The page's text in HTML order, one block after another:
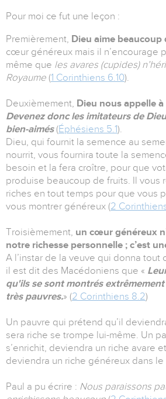
Pour moi ce fut une leçon :
Premièrement, Dieu aime beaucoup
cœur généreux mais il n’encourage
même que les avares (cupides)
Royaume (1 Corinthiens 6.10).
Deuxièmement, Dieu nous appelle
Devenez donc les imitateurs de
bien-aimés (Éphésiens 5.1).
Dieu, qui fournit la semence au
nourrit, vous fournira toute la
besoin et la fera croître, pour que
produise beaucoup de fruits. Il vous
riches en tout temps pour que vous
vous montrer généreux (2 Corinthiens
Troisièmement, un cœur généreux
notre richesse personnelle ; c’est
A l’instar de la veuve qui donna tout
il est dit des Macédoniens que «
qu'ils se sont montrés
très pauvres.» (2 Corinthiens 8.2)
Un pauvre qui prétend qu’il
sera riche se trompe lui-même. Un
s’enrichit, deviendra un riche avare
deviendra un riche généreux dans le
Paul a pu écrire : Nous paraissons